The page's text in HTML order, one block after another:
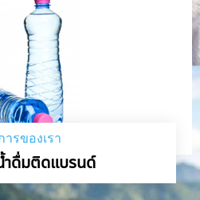
ารของเรา
ดื่มติดแบรนด์